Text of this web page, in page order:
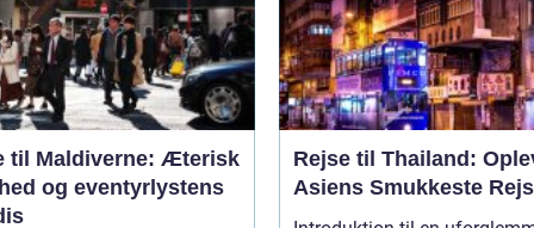
til Maldiverne: Æterisk
og eventyrlystens
Rejse til Thailand:
Asiens Smukkeste